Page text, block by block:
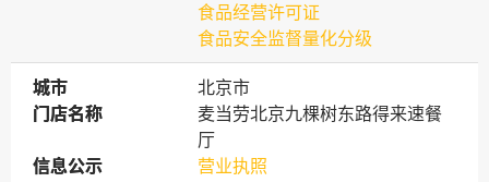
食品经营许可证
食品安全监督量化分级
城市
城市
北京市
门店名称
门店名称
麦当劳北京九棵树东路得来速餐
厅
信息公示
信息公示
营业执照